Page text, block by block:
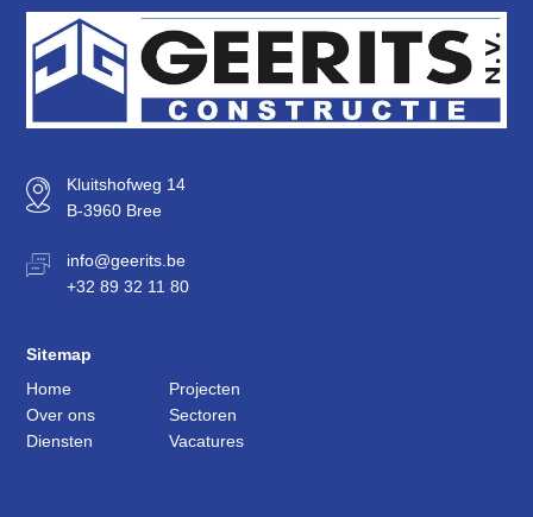
Kluitshofweg 14
B-3960 Bree
info@geerits.be
+32 89 32 11 80
Sitemap
Home
Over ons
Diensten
Projecten
Sectoren
Vacatures